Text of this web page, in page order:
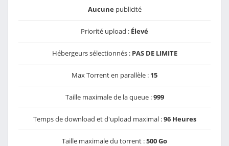
Aucunepublicité
Priorité upload : Élevé
Hébergeurs sélectionnés : PAS DE LIMITE
Max Torrent en parallèle : 15
Taille maximale de la queue :999
Temps de download et d'upload maximal :96 Heures
Taille maximale du torrent :500 Go